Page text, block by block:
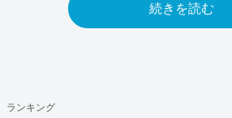
続きを読む
ランキング